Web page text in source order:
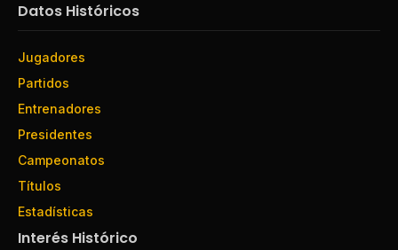
Datos Históricos
Jugadores
Partidos
Entrenadores
Presidentes
Campeonatos
Títulos
Estadísticas
Interés Histórico